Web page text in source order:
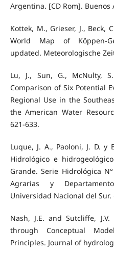
Argentina. [CD Rom]. Buenos
Kottek, M., Grieser, J., Beck,
World Map of Köppen-
updated. Meteorologische
Lu, J., Sun, G., McNulty,
Comparison of Six Potential
Regional Use in the
the American Water
621-633.
Luque, J. A., Paoloni, J. D. y
Hidrológico e
Grande. Serie Hidrológica
Agrarias y
Universidad Nacional del Sur.
Nash, J.E. and Sutcliffe,
through Conceptual
Principles. Journal of